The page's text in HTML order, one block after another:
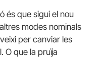
és que sigui el nou
modes nominals
per canviar les
O que la pruïja